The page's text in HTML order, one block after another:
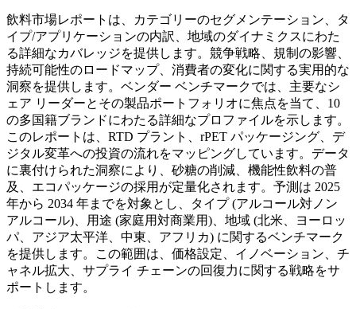
飲料市場レポートは、カテゴリーのセグメンテーション、タ
イプ/アプリケーションの内訳、地域のダイナミクスにわた
る詳細なカバレッジを提供します。競争戦略、規制の影響、
持続可能性のロードマップ、消費者の変化に関する実用的な
洞察を提供します。ベンダー ベンチマークでは、主要なシ
ェア リーダーとその製品ポートフォリオに焦点を当て、10
の多国籍ブランドにわたる詳細なプロファイルを示します。
このレポートは、RTD プラント、rPET パッケージング、デ
ジタル変革への投資の流れをマッピングしています。データ
に裏付けられた洞察により、砂糖の削減、機能性飲料の普
及、エコパッケージの採用が定量化されます。予測は 2025
年から 2034 年までを対象とし、タイプ (アルコール対ノン
アルコール)、用途 (家庭用対商業用)、地域 (北米、ヨーロッ
パ、アジア太平洋、中東、アフリカ) に関するベンチマーク
を提供します。この範囲は、価格設定、イノベーション、チ
ャネル拡大、サプライ チェーンの回復力に関する戦略をサ
ポートします。